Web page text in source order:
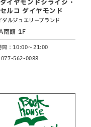
イヤモンドシライシ・
ルコ ダイヤモンド
ダルジュエリーブランド
南館 1F
間：10:00～21:00
077-562-0088